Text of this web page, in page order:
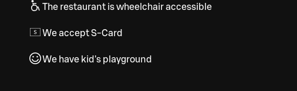
The restaurant is wheelchair accessible
We accept S-Card
We have kid's playground